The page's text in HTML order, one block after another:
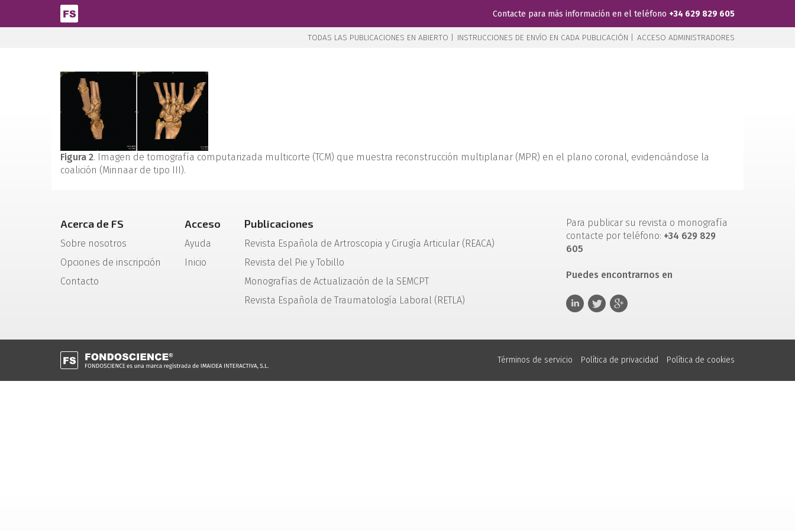
Pasar al contenido principal
Contacte para más información en el teléfono +34 629 829 605
TODAS LAS PUBLICACIONES EN ABIERTO | INSTRUCCIONES DE ENVÍO EN CADA PUBLICACIÓN | ACCESO ADMINISTRADORES
Figura 2. Imagen de tomografía computarizada multicorte (TCM) que muestra reconstrucción multiplanar (MPR) en el plano coronal, evidenciándose la
coalición (Minnaar de tipo III).
Acerca de FS
Sobre nosotros
Opciones de inscripción
Contacto
Acceso
Ayuda
Inicio
Publicaciones
Revista Española de Artroscopia y Cirugía Articular (REACA)
Revista del Pie y Tobillo
Monografías de Actualización de la SEMCPT
Revista Española de Traumatología Laboral (RETLA)
Para publicar su revista o monografía
contacte por teléfono: +34 629 829
605
Puedes encontrarnos en
Términos de servicio Política de privacidad Política de cookies